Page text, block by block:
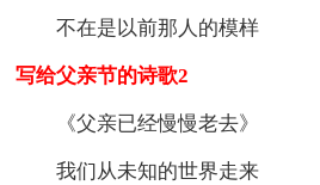
不在是以前那人的模样
写给父亲节的诗歌2
《父亲已经慢慢老去》
我们从未知的世界走来